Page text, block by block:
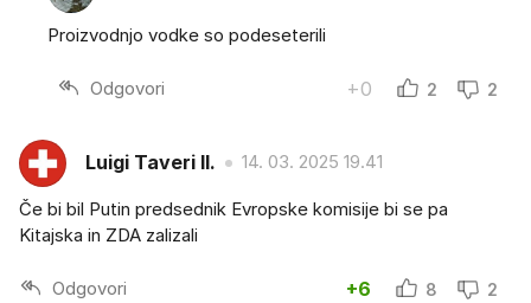
Proizvodnjo vodke so podeseterili
Odgovori +0 2 2
Luigi Taveri II. 14. 03. 2025 19.41
Če bi bil Putin predsednik Evropske komisije bi se pa
Kitajska in ZDA zalizali
Odgovori +6 8 2